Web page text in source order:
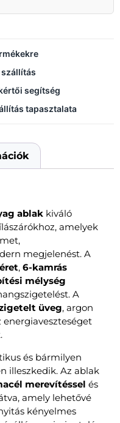
segítség
tapasztalata
ablak kiváló
amelyek
megjelenést. A
, 6-kamrás
mélység
A
üveg, argon
és bármilyen
illeszkedik. Az ablak
merevítéssel és
amely lehetővé
kényelmes